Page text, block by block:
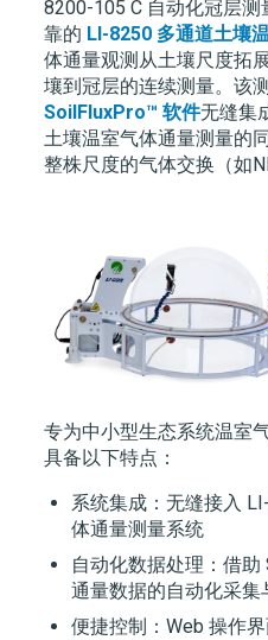
8200-105 C 自动化冠层
靠的 LI-8250 多通道土壤
体通量观测从土壤尺度拓
壤到冠层的连续测量。该
SoilFluxPro™ 软件无缝集
土壤温室气体通量测量的
整株尺度的气体交换（如
专为中小型生态系统温室
具备以下特点：
系统集成：无缝接入
体通量测量系统
自动化数据处理：借
通量数据的自动化采集
便捷控制：Web 操作